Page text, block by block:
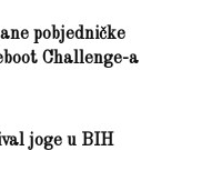
pobjedničke
Challenge-a
joge u BIH